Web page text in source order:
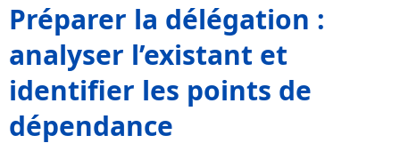
Préparer la délégation :
analyser l’existant et
identifier les points de
dépendance